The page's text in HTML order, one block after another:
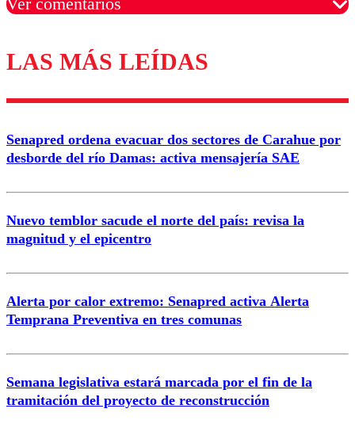
Los comentarios son moderados para garantizar un
diálogo respetuoso.
Correo
LAS MÁS LEÍDAS
Senapred ordena evacuar dos sectores de Carahue por
desborde del río Damas: activa mensajería SAE
Nuevo temblor sacude el norte del país: revisa la
magnitud y el epicentro
Alerta por calor extremo: Senapred activa Alerta
Temprana Preventiva en tres comunas
Semana legislativa estará marcada por el fin de la
tramitación del proyecto de reconstrucción